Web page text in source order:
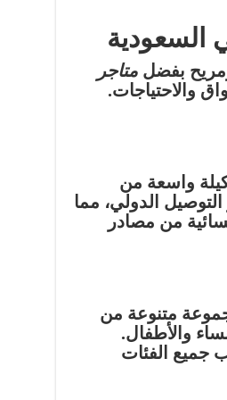
السعودية
بفضلمتاجر
والاحتياجات.
واسعة من
الدولي، مما
من مصادر
متنوعة من
والأطفال.
جميع الفئات